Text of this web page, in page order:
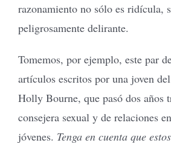
razonamiento no sólo es ridícula,
peligrosamente delirante.
Tomemos, por ejemplo, este par
artículos escritos por una joven
Holly Bourne, que pasó dos años
consejera sexual y de relaciones
jóvenes. Tenga en cuenta que